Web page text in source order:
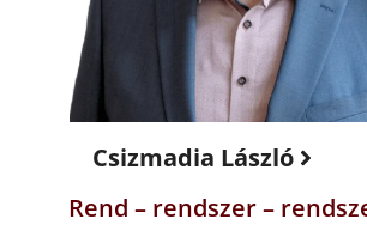
Csizmadia László
Rend – rendszer –